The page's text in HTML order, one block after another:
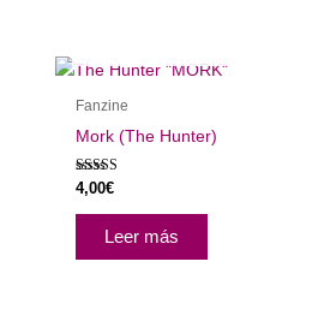
Fanzine
Mork (The Hunter)
Valorado con
5.00
de 5
4,00€
Leer más